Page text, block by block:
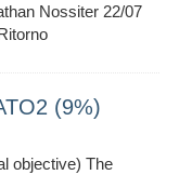
Nossiter 22/07
(9%)
objective) The